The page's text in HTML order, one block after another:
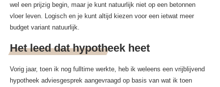
wel een prijzig begin, maar je kunt natuurlijk niet op een betonnen
vloer leven. Logisch en je kunt altijd kiezen voor een ietwat meer
budget variant natuurlijk.
Het leed dat hypotheek heet
Vorig jaar, toen ik nog fulltime werkte, heb ik weleens een vrijblijvend
hypotheek adviesgesprek aangevraagd op basis van wat ik toen